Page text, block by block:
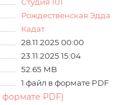
Рождественская Эдда
Кадат
28.11.2025 00:00
23.11.2025 15:04
52.65 MB
1 файл в формате PDF
PDF)